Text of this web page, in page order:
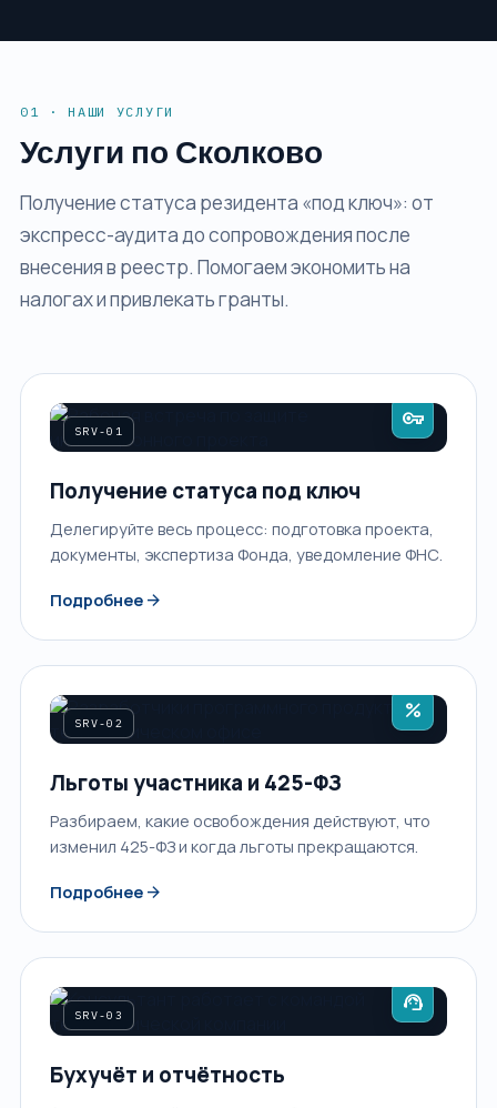
01 · НАШИ УСЛУГИ
Услуги по Сколково
Получение статуса резидента «под ключ»: от
экспресс-аудита до сопровождения после
внесения в реестр. Помогаем экономить на
налогах и привлекать гранты.
SRV-01 vpn_key
Получение статуса под ключ
Делегируйте весь процесс: подготовка проекта,
документы, экспертиза Фонда, уведомление ФНС.
Подробнее arrow_forward
SRV-02 percent
Льготы участника и 425-ФЗ
Разбираем, какие освобождения действуют, что
изменил 425-ФЗ и когда льготы прекращаются.
Подробнее arrow_forward
SRV-03 support_agent
Бухучёт и отчётность